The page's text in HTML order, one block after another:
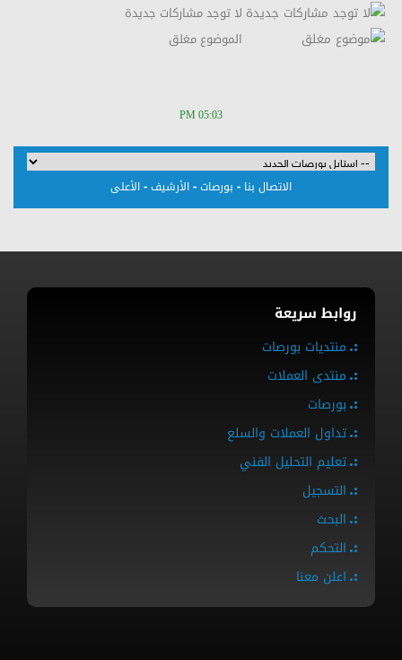
لا توجد مشاركات جديدة
الموضوع مغلق
05:03 PM
الاتصال بنا - بورصات-الأرشيف-الأعلى
روابط سريعة
منتديات بورصات
منتدى العملات
بورصات
تداول العملات والسلع
تعليم التحليل الفني
التسجيل
البحث
التحكم
اعلن معنا